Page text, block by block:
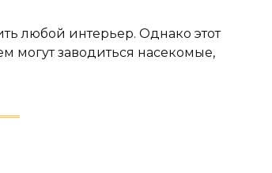
любой интерьер. Однако этот
могут заводиться насекомые,